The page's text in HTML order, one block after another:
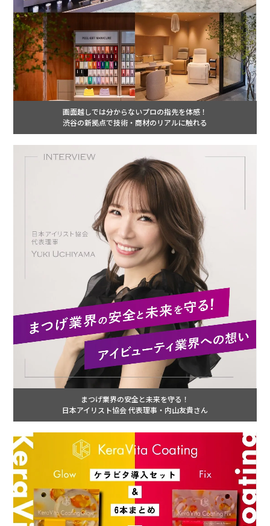
画面越しでは分からないプロの指先を体感！
渋谷の新拠点で技術・商材のリアルに触れる
まつげ業界の安全と未来を守る！
日本アイリスト協会 代表理事・内山友貴さん